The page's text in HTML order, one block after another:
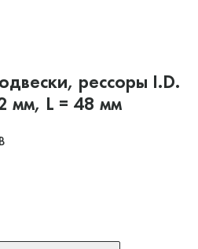
рессоры I.D.
мм, L = 48 мм